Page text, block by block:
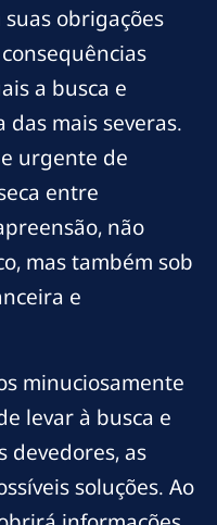
obrigações
a busca e
mais severas.
urgente de
entre
não
mas também sob
e
minuciosamente
levar à busca e
devedores, as
soluções. Ao